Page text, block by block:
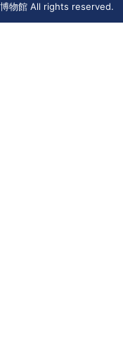
物館 All rights reserved.